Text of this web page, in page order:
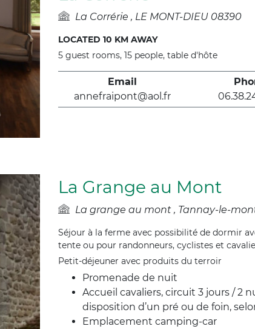
La Corrérie LE MONT-DIEU 08390
LOCATED 10 KM AWAY
5 guest rooms, 15 people, table d'hôte
Email
annefraipont@aol.fr
La Grange au Mont
La grange au mont Tannay-le-
Séjour à la ferme avec possibilité de dormir
tente ou pour randonneurs, cyclistes et
Petit-déjeuner avec produits du terroir
Promenade de nuit
Accueil cavaliers, circuit 3 jours / 2
disposition d’un pré ou de foin,
Emplacement camping-car